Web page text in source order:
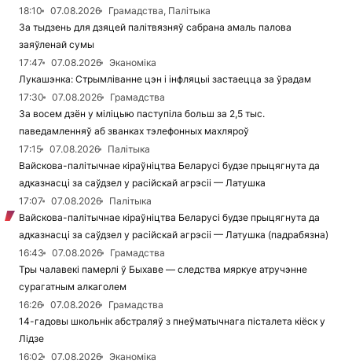
18:10
07.08.2026
Грамадства, Палітыка
За тыдзень для дзяцей палітвязняў сабрана амаль палова
заяўленай сумы
17:47
07.08.2026
Эканоміка
Лукашэнка: Стрымліванне цэн і інфляцыі застаецца за ўрадам
17:30
07.08.2026
Грамадства
За восем дзён у міліцыю паступіла больш за 2,5 тыс.
паведамленняў аб званках тэлефонных махляроў
17:15
07.08.2026
Палітыка
Вайскова-палітычнае кіраўніцтва Беларусі будзе прыцягнута да
адказнасці за саўдзел у расійскай агрэсіі — Латушка
17:07
07.08.2026
Палітыка
Вайскова-палітычнае кіраўніцтва Беларусі будзе прыцягнута да
адказнасці за саўдзел у расійскай агрэсіі — Латушка (падрабязна)
16:43
07.08.2026
Грамадства
Тры чалавекі памерлі ў Быхаве — следства мяркуе атручэнне
сурагатным алкаголем
16:26
07.08.2026
Грамадства
14-гадовы школьнік абстраляў з пнеўматычнага пісталета кіёск у
Лідзе
16:02
07.08.2026
Эканоміка